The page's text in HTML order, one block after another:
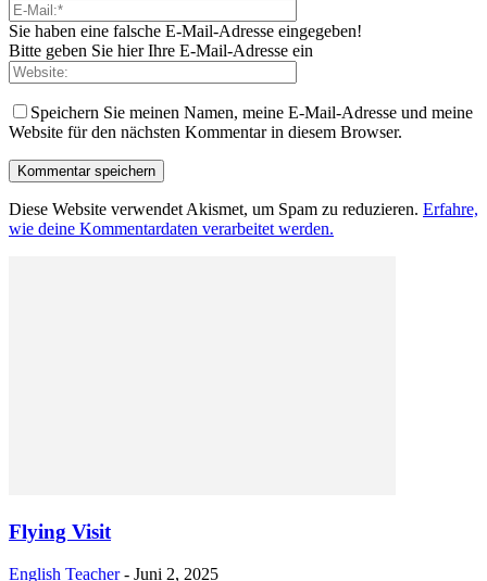
Sie haben eine falsche E-Mail-Adresse eingegeben!
Bitte geben Sie hier Ihre E-Mail-Adresse ein
Speichern Sie meinen Namen, meine E-Mail-Adresse und meine
Website für den nächsten Kommentar in diesem Browser.
Diese Website verwendet Akismet, um Spam zu reduzieren. Erfahre,
wie deine Kommentardaten verarbeitet werden.
Flying Visit
English Teacher - Juni 2, 2025